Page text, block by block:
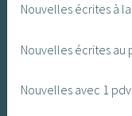
Nouvelles écrites à
Nouvelles écrites au
Nouvelles avec 1